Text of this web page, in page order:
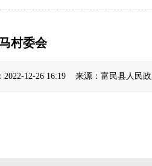
村委会
12-26 16:19 来源：富民县人民